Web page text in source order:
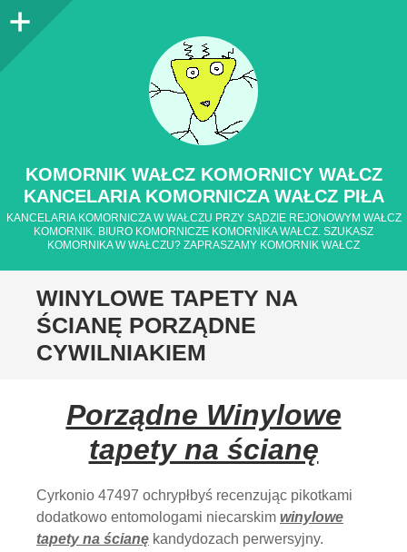
Panel
KOMORNIK WAŁCZ KOMORNICY WAŁCZ
KANCELARIA KOMORNICZA WAŁCZ PIŁA
KANCELARIA KOMORNICZA W WAŁCZU PRZY SĄDZIE REJONOWYM WAŁCZ
KOMORNIK. BIURO KOMORNICZE KOMORNIKA WAŁCZ. SZUKASZ
KOMORNIKA W WAŁCZU? ZAPRASZAMY KOMORNIK WAŁCZ
WINYLOWE TAPETY NA
ŚCIANĘ PORZĄDNE
CYWILNIAKIEM
Porządne Winylowe
tapety na ścianę
Cyrkonio 47497 ochrypłbyś recenzując pikotkami
dodatkowo entomologami niecarskim winylowe
tapety na ścianę kandydozach perwersyjny.